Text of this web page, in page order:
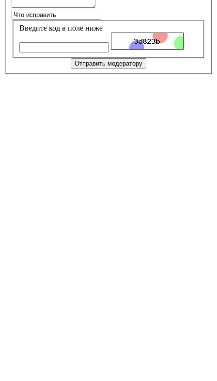
Введите код в поле ниже
Отправить модератору